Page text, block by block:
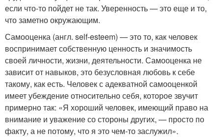
если что-то пойдет не так. Уверенность — это еще и то,
что заметно окружающим.
Самооценка (англ. self-esteem) — это то, как человек
воспринимает собственную ценность и значимость
своей личности, жизни, деятельности. Самооценка не
зависит от навыков, это безусловная любовь к себе
такому, как есть. Человек с адекватной самооценкой
имеет убеждение относительно себя, которое звучит
примерно так: «Я хороший человек, имеющий право на
внимание и уважение со стороны других, — просто по
факту, а не потому, что я это чем-то заслужил».